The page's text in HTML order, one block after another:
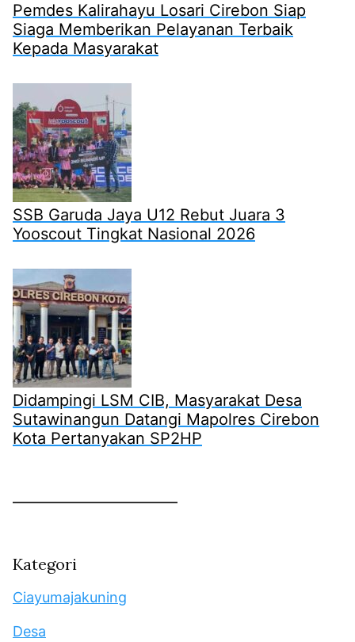
Pemdes Kalirahayu Losari Cirebon Siap
Siaga Memberikan Pelayanan Terbaik
Kepada Masyarakat
SSB Garuda Jaya U12 Rebut Juara 3
Yooscout Tingkat Nasional 2026
Didampingi LSM CIB, Masyarakat Desa
Sutawinangun Datangi Mapolres Cirebon
Kota Pertanyakan SP2HP
Kategori
Ciayumajakuning
Desa